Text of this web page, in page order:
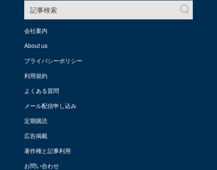
記事検索
会社案内
About us
プライバシーポリシー
利用規約
よくある質問
メール配信申し込み
定期購読
広告掲載
著作権と記事利用
お問い合わせ